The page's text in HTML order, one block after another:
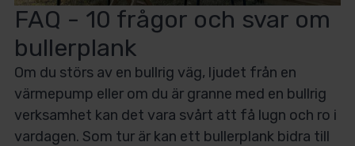
FAQ - 10 frågor och svar om
bullerplank
Om du störs av en bullrig väg, ljudet från en
värmepump eller om du är granne med en bullrig
verksamhet kan det vara svårt att få lugn och ro i
vardagen. Som tur är kan ett bullerplank bidra till